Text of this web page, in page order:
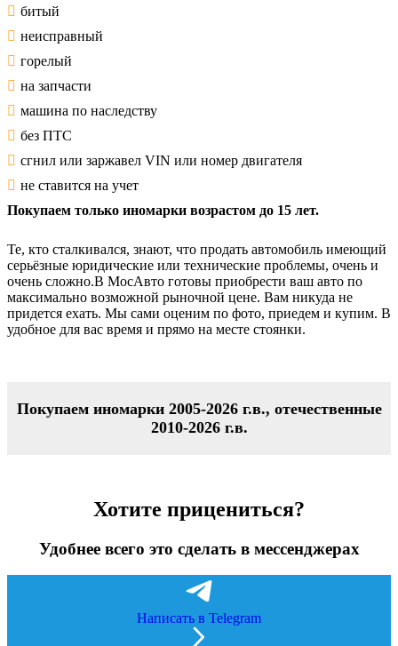
битый
неисправный
горелый
на запчасти
машина по наследству
без ПТС
сгнил или заржавел VIN или номер двигателя
не ставится на учет
Покупаем только иномарки возрастом до 15 лет.
Те, кто сталкивался, знают, что продать автомобиль имеющий
серьёзные юридические или технические проблемы, очень и
очень сложно.В МосАвто готовы приобрести ваш авто по
максимально возможной рыночной цене. Вам никуда не
придется ехать. Мы сами оценим по фото, приедем и купим. В
удобное для вас время и прямо на месте стоянки.
Покупаем иномарки 2005-2026 г.в., отечественные
2010-2026 г.в.
Хотите прицениться?
Удобнее всего это сделать в мессенджерах
Написать в Telegram